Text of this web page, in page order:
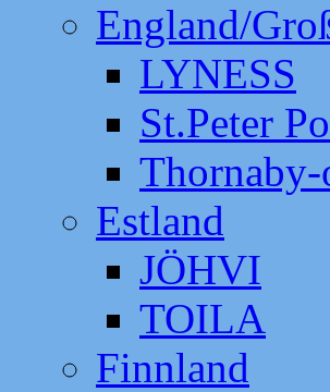
England/
LYNESS
St.Peter
Thornaby-
Estland
JÖHVI
TOILA
Finnland